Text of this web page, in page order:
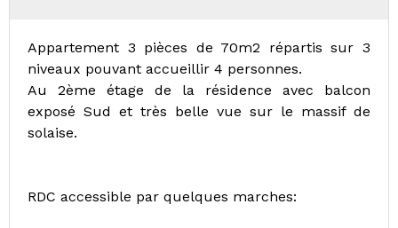
Appartement 3 pièces de 70m2 répartis sur 3
niveaux pouvant accueillir 4 personnes.
Au 2ème étage de la résidence avec balcon
exposé Sud et très belle vue sur le massif de
solaise.
RDC accessible par quelques marches: